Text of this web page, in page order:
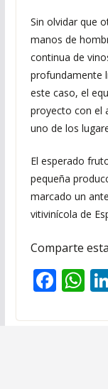
Sin olvidar que
manos de
continua de
profundamente
este caso, el
proyecto con el
uno de los
El esperado
pequeña
marcado un
vitivinícola de
Comparte
F
e
W
at